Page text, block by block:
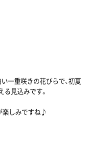
い一重咲きの花びらで、初夏
見込みです。
楽しみですね♪